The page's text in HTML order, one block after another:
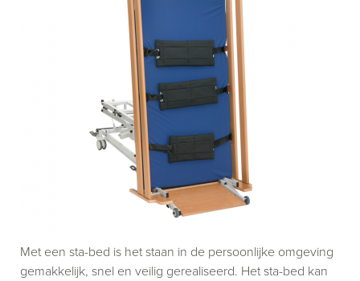
Met een sta-bed is het staan in de persoonlijke omgeving
gemakkelijk, snel en veilig gerealiseerd. Het sta-bed kan